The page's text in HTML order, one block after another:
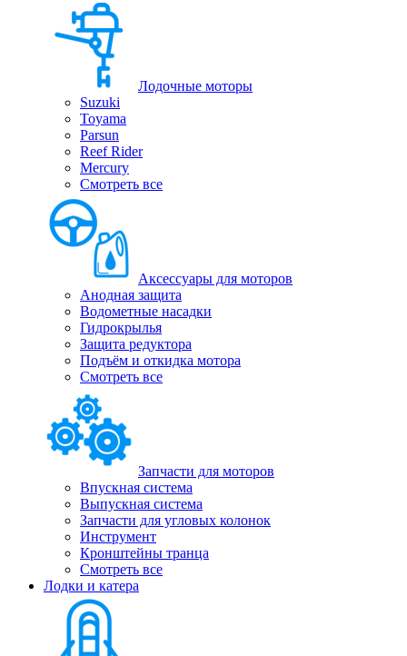
Лодочные моторы
Suzuki
Toyama
Parsun
Reef Rider
Mercury
Смотреть все
Аксессуары для моторов
Анодная защита
Водометные насадки
Гидрокрылья
Защита редуктора
Подъём и откидка мотора
Смотреть все
Запчасти для моторов
Впускная система
Выпускная система
Запчасти для угловых колонок
Инструмент
Кронштейны транца
Смотреть все
Лодки и катера